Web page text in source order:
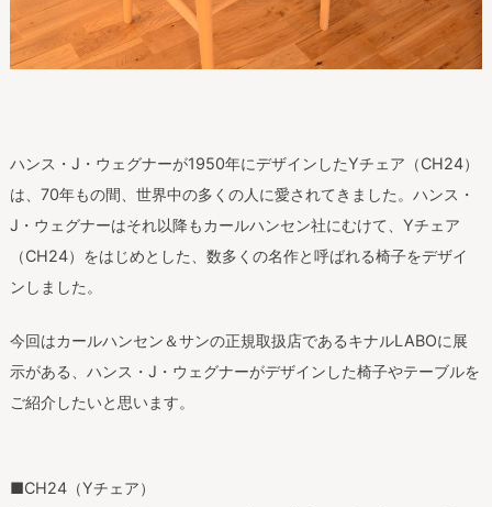
ハンス・J・ウェグナーが1950年にデザインしたYチェア（CH24）
は、70年もの間、世界中の多くの人に愛されてきました。ハンス・
J・ウェグナーはそれ以降もカールハンセン社にむけて、Yチェア
（CH24）をはじめとした、数多くの名作と呼ばれる椅子をデザイ
ンしました。
今回はカールハンセン＆サンの正規取扱店であるキナルLABOに展
示がある、ハンス・J・ウェグナーがデザインした椅子やテーブルを
ご紹介したいと思います。
■CH24（Yチェア）